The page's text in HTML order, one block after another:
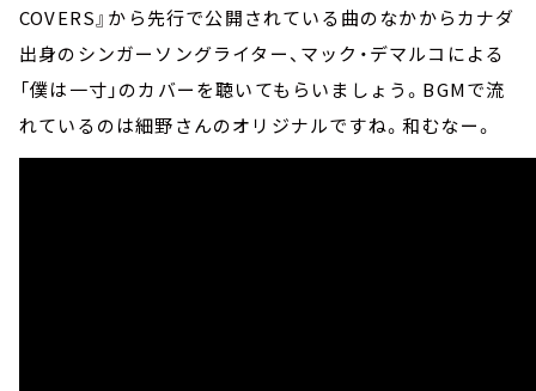
COVERS』から先行で公開されている曲のなかからカナダ
出身のシンガーソングライター、マック・デマルコによる
「僕は一寸」のカバーを聴いてもらいましょう。BGMで流
れているのは細野さんのオリジナルですね。和むなー。